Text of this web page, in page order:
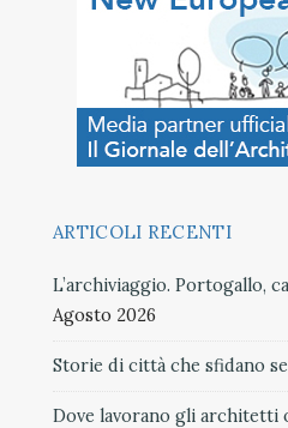
ARTICOLI RECENTI
L’archiviaggio. Portogallo,
Agosto 2026
Storie di città che sfidano
Dove lavorano gli architetti